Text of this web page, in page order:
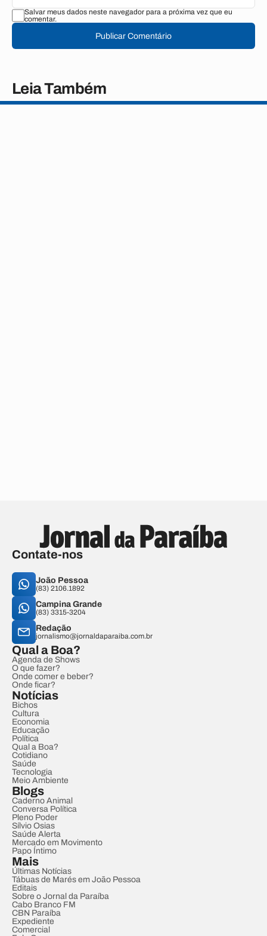
Salvar meus dados neste navegador para a próxima vez que eu
comentar.
Publicar Comentário
Leia Também
Contate-nos
João Pessoa
(83) 2106.1892
Campina Grande
(83) 3315-3204
Redação
jornalismo@jornaldaparaiba.com.br
Qual a Boa?
Agenda de Shows
O que fazer?
Onde comer e beber?
Onde ficar?
Notícias
Bichos
Cultura
Economia
Educação
Política
Qual a Boa?
Cotidiano
Saúde
Tecnologia
Meio Ambiente
Blogs
Caderno Animal
Conversa Política
Pleno Poder
Sílvio Osias
Saúde Alerta
Mercado em Movimento
Papo Íntimo
Mais
Últimas Notícias
Tábuas de Marés em João Pessoa
Editais
Sobre o Jornal da Paraíba
Cabo Branco FM
CBN Paraíba
Expediente
Comercial